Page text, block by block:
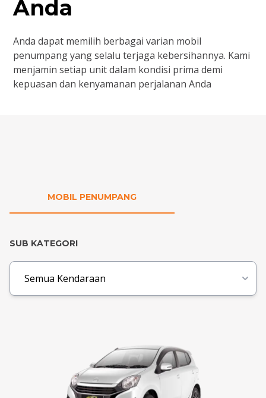
Anda
Anda dapat memilih berbagai varian mobil
penumpang yang selalu terjaga kebersihannya. Kami
menjamin setiap unit dalam kondisi prima demi
kepuasan dan kenyamanan perjalanan Anda
MOBIL PENUMPANG
SUB KATEGORI
Semua Kendaraan